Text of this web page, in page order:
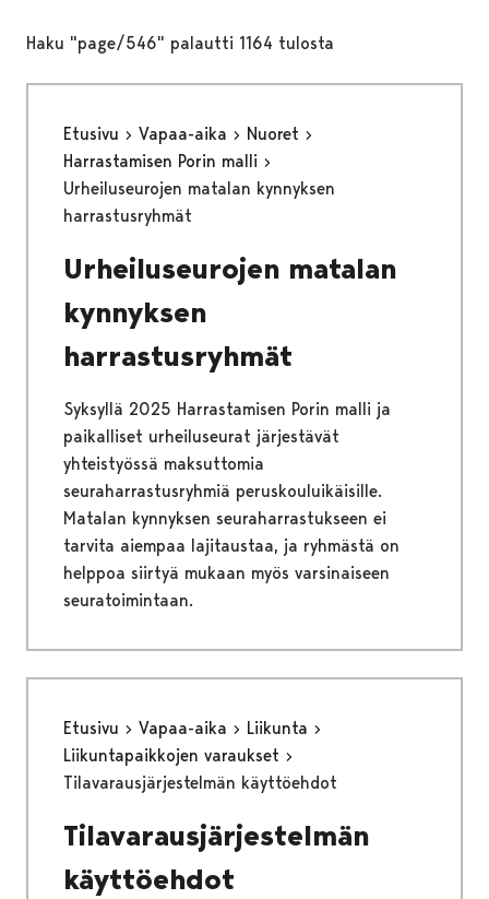
Haku "page/546" palautti 1164 tulosta
Etusivu Vapaa-aika
Nuoret
Harrastamisen Porin malli
Urheiluseurojen matalan kynnyksen
harrastusryhmät
Urheiluseurojen matalan
kynnyksen
harrastusryhmät
Syksyllä 2025 Harrastamisen Porin malli ja
paikalliset urheiluseurat järjestävät
yhteistyössä maksuttomia
seuraharrastusryhmiä peruskouluikäisille.
Matalan kynnyksen seuraharrastukseen ei
tarvita aiempaa lajitaustaa, ja ryhmästä on
helppoa siirtyä mukaan myös varsinaiseen
seuratoimintaan.
Etusivu Vapaa-aika
Liikunta
Liikuntapaikkojen varaukset
Tilavarausjärjestelmän käyttöehdot
Tilavarausjärjestelmän
käyttöehdot